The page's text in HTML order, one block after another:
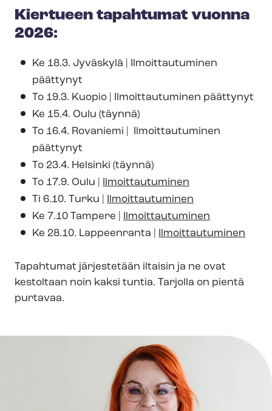
Kiertueen tapahtumat vuonna
2026:
Ke 18.3. Jyväskylä | Ilmoittautuminen
päättynyt
To 19.3. Kuopio | Ilmoittautuminen päättynyt
Ke 15.4. Oulu (täynnä)
To 16.4. Rovaniemi | Ilmoittautuminen
päättynyt
To 23.4. Helsinki (täynnä)
To 17.9. Oulu |
Ilmoittautuminen
Ti 6.10. Turku |
Ilmoittautuminen
Ke 7.10 Tampere |
Ilmoittautuminen
Ke 28.10. Lappeenranta |
Ilmoittautuminen
Tapahtumat järjestetään iltaisin ja ne ovat
kestoltaan noin kaksi tuntia. Tarjolla on pientä
purtavaa.